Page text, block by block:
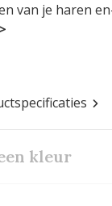
van je haren
kleur